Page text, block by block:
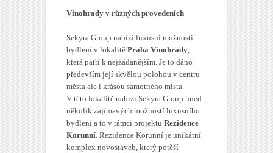
Vinohrady v různých provedeních
Sekyra Group nabízí luxusní možnosti
bydlení v lokalitě Praha Vinohrady
která patří k nejžádanějším. Je to dáno
především její skvělou polohou v centru
města ale i krásou samotného místa.
V této lokalitě nabízí Sekyra Group hned
několik zajímavých možností luxusního
bydlení a to v rámci projektu Rezidence
Korunní . Rezidence Korunní je unikátní
komplex novostaveb, který potěší